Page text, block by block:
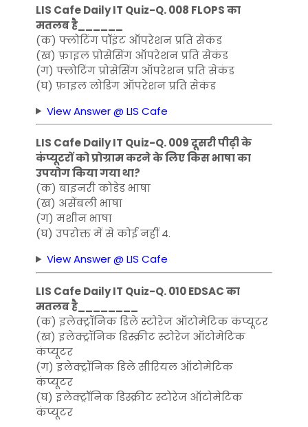
LIS Cafe Daily IT Quiz-Q. 008 FLOPS का
मतलब है______
(क) फ्लोटिंग पॉइंट ऑपरेशन प्रति सेकंड
(ख) फ़ाइल प्रोसेसिंग ऑपरेशन प्रति सेकंड
(ग) फ्लोटिंग प्रोसेसिंग ऑपरेशन प्रति सेकंड
(घ) फ़ाइल लोडिंग ऑपरेशन प्रति सेकंड
View Answer @ LIS Cafe
LIS Cafe Daily IT Quiz-Q. 009 दूसरी पीढ़ी के
कंप्यूटरों को प्रोग्राम करने के लिए किस भाषा का
उपयोग किया गया था?
(क) बाइनरी कोडेड भाषा
(ख) असेंबली भाषा
(ग) मशीन भाषा
(घ) उपरोक्त में से कोई नहीं 4.
View Answer @ LIS Cafe
LIS Cafe Daily IT Quiz-Q. 010 EDSAC का
मतलब है________
(क) इलेक्ट्रॉनिक डिले स्टोरेज ऑटोमेटिक कंप्यूटर
(ख) इलेक्ट्रॉनिक डिस्क्रीट स्टोरेज ऑटोमेटिक
कंप्यूटर
(ग) इलेक्ट्रॉनिक डिले सीरियल ऑटोमेटिक
कंप्यूटर
(घ) इलेक्ट्रॉनिक डिस्क्रीट स्टोरेज ऑटोमेटिक
कंप्यूटर